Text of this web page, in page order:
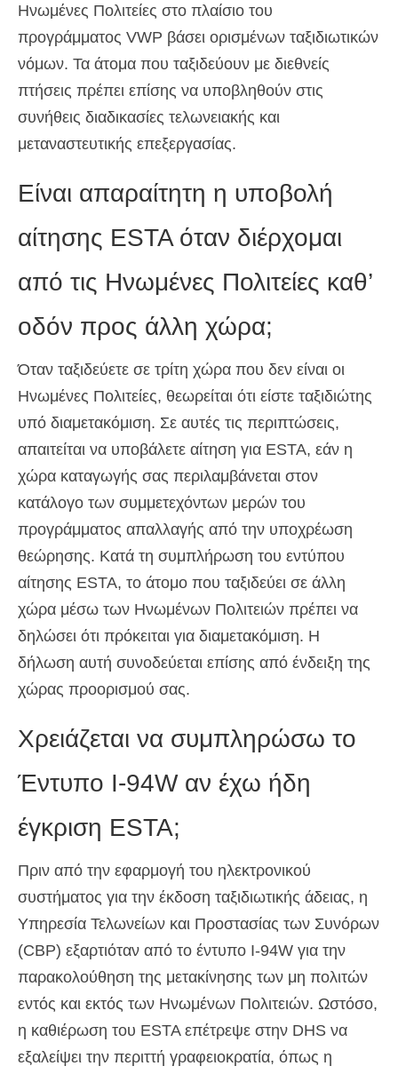
Ηνωμένες Πολιτείες στο πλαίσιο του
προγράμματος VWP βάσει ορισμένων ταξιδιωτικών
νόμων. Τα άτομα που ταξιδεύουν με διεθνείς
πτήσεις πρέπει επίσης να υποβληθούν στις
συνήθεις διαδικασίες τελωνειακής και
μεταναστευτικής επεξεργασίας.
Είναι απαραίτητη η υποβολή
αίτησης ESTA όταν διέρχομαι
από τις Ηνωμένες Πολιτείες καθ’
οδόν προς άλλη χώρα;
Όταν ταξιδεύετε σε τρίτη χώρα που δεν είναι οι
Ηνωμένες Πολιτείες, θεωρείται ότι είστε ταξιδιώτης
υπό διαμετακόμιση. Σε αυτές τις περιπτώσεις,
απαιτείται να υποβάλετε αίτηση για ESTA, εάν η
χώρα καταγωγής σας περιλαμβάνεται στον
κατάλογο των συμμετεχόντων μερών του
προγράμματος απαλλαγής από την υποχρέωση
θεώρησης. Κατά τη συμπλήρωση του εντύπου
αίτησης ESTA, το άτομο που ταξιδεύει σε άλλη
χώρα μέσω των Ηνωμένων Πολιτειών πρέπει να
δηλώσει ότι πρόκειται για διαμετακόμιση. Η
δήλωση αυτή συνοδεύεται επίσης από ένδειξη της
χώρας προορισμού σας.
Χρειάζεται να συμπληρώσω το
Έντυπο I-94W αν έχω ήδη
έγκριση ESTA;
Πριν από την εφαρμογή του ηλεκτρονικού
συστήματος για την έκδοση ταξιδιωτικής άδειας, η
Υπηρεσία Τελωνείων και Προστασίας των Συνόρων
(CBP) εξαρτιόταν από το έντυπο I-94W για την
παρακολούθηση της μετακίνησης των μη πολιτών
εντός και εκτός των Ηνωμένων Πολιτειών. Ωστόσο,
η καθιέρωση του ESTA επέτρεψε στην DHS να
εξαλείψει την περιττή γραφειοκρατία, όπως η